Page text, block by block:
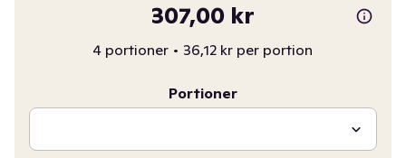
307,00 kr
4 portioner • 36,12 kr per portion
Portioner